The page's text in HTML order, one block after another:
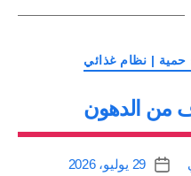
ومضرة”
| نظام غذائي
من الدهون
تاريخ
29 يوليو، 2026